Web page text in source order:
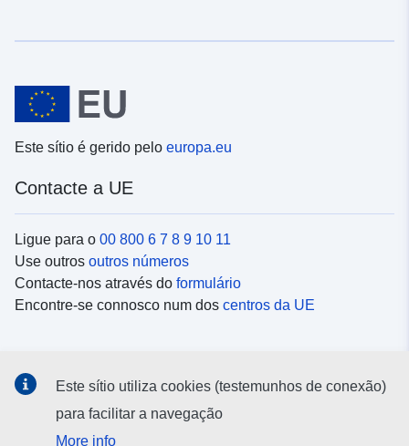
Este sítio é gerido pelo europa.eu
Contacte a UE
Ligue para o 00 800 6 7 8 9 10 11
Use outros outros números
Contacte-nos através do formulário
Encontre-se connosco num dos centros da UE
Procure as contas da UE nasredes sociais
Este sítio utiliza cookies (testemunhos de conexão)
para facilitar a navegação
More info